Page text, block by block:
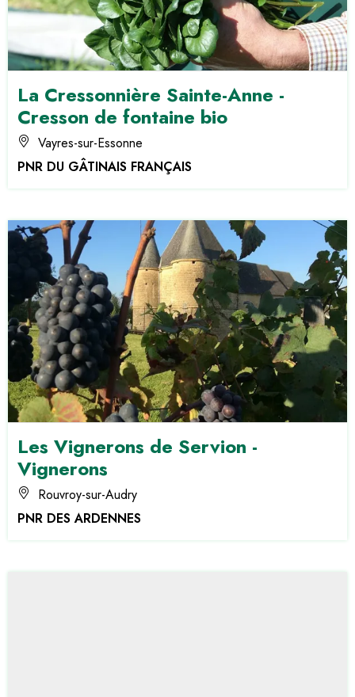
La Cressonnière Sainte-Anne -
Cresson de fontaine bio
Vayres-sur-Essonne
PNR DU GÂTINAIS FRANÇAIS
Les Vignerons de Servion -
Vignerons
Rouvroy-sur-Audry
PNR DES ARDENNES